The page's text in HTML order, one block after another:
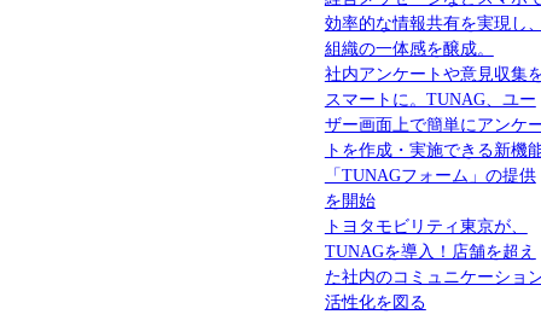
効率的な情報共有を実現し
組織の一体感を醸成。
社内アンケートや意見収集
スマートに。TUNAG、ユー
ザー画面上で簡単にアンケ
トを作成・実施できる新機
「TUNAGフォーム」の提供
を開始
トヨタモビリティ東京が、
TUNAGを導入！店舗を超え
た社内のコミュニケーショ
活性化を図る